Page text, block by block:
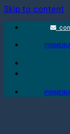
Skip to content